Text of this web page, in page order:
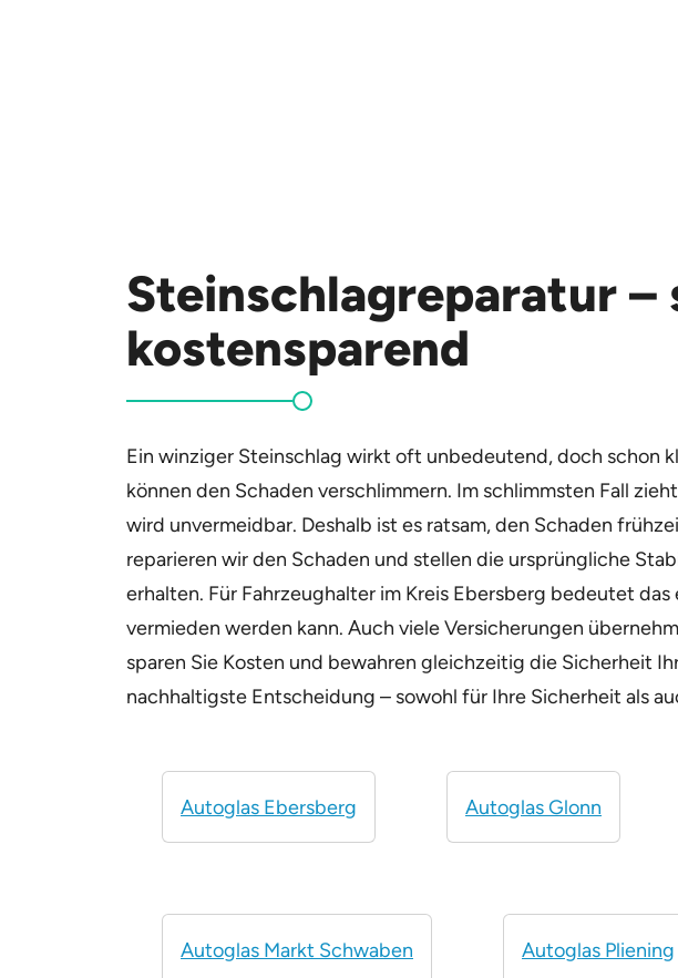
Steinschlagreparatur –
kostensparend
Ein winziger Steinschlag wirkt oft unbedeutend, doch schon
können den Schaden verschlimmern. Im schlimmsten Fall
wird unvermeidbar. Deshalb ist es ratsam, den Schaden
reparieren wir den Schaden und stellen die ursprüngliche
erhalten. Für Fahrzeughalter im Kreis Ebersberg bedeutet
vermieden werden kann. Auch viele Versicherungen
sparen Sie Kosten und bewahren gleichzeitig die Sicherheit
nachhaltigste Entscheidung – sowohl für Ihre Sicherheit als
Autoglas Ebersberg Autoglas Glonn
Autoglas Markt Schwaben Autoglas Pliening